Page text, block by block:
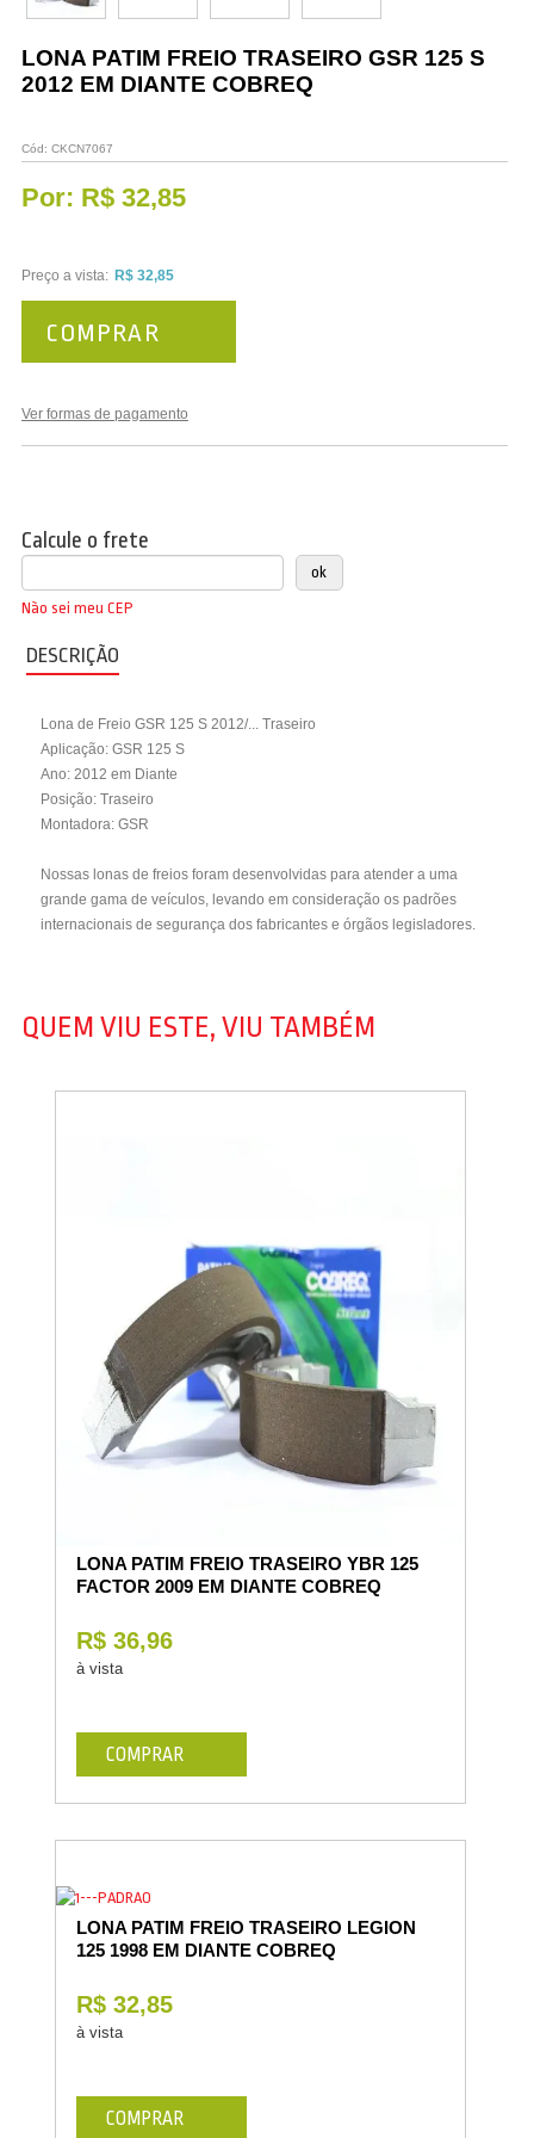
Vestuário
Promoções
LONA PATIM FREIO TRASEIRO GSR 125 S
2012 EM DIANTE COBREQ
Cód: CKCN7067
Por: R$ 32,85
Preço a vista: R$ 32,85
Ver formas de pagamento
COMPRAR
Calcule o frete
Não sei meu CEP
DESCRIÇÃO
Lona de Freio GSR 125 S 2012/... Traseiro
Aplicação: GSR 125 S
Ano: 2012 em Diante
Posição: Traseiro
Montadora: GSR
Nossas lonas de freios foram desenvolvidas para atender a uma
grande gama de veículos, levando em consideração os padrões
internacionais de segurança dos fabricantes e órgãos legisladores.
QUEM VIU ESTE, VIU TAMBÉM
LONA PATIM FREIO TRASEIRO YBR 125
FACTOR 2009 EM DIANTE COBREQ
R$ 36,96
à vista
COMPRAR
LONA PATIM FREIO TRASEIRO LEGION
125 1998 EM DIANTE COBREQ
R$ 32,85
à vista
COMPRAR